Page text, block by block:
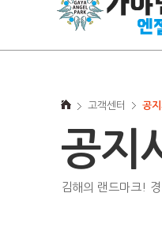
고객센터 공
공지
김해의 랜드마크!